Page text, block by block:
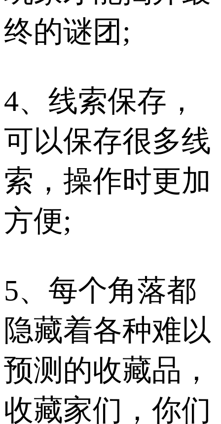
终的谜团;
4、线索保存，
可以保存很多线
索，操作时更加
方便;
5、每个角落都
隐藏着各种难以
预测的收藏品，
收藏家们，你们